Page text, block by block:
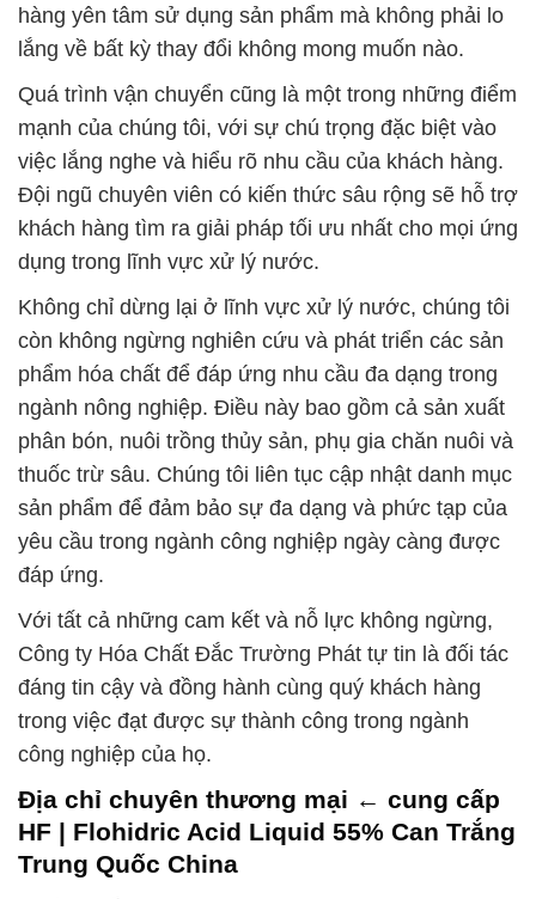
hàng yên tâm sử dụng sản phẩm mà không phải lo
lắng về bất kỳ thay đổi không mong muốn nào.
Quá trình vận chuyển cũng là một trong những điểm
mạnh của chúng tôi, với sự chú trọng đặc biệt vào
việc lắng nghe và hiểu rõ nhu cầu của khách hàng.
Đội ngũ chuyên viên có kiến thức sâu rộng sẽ hỗ trợ
khách hàng tìm ra giải pháp tối ưu nhất cho mọi ứng
dụng trong lĩnh vực xử lý nước.
Không chỉ dừng lại ở lĩnh vực xử lý nước, chúng tôi
còn không ngừng nghiên cứu và phát triển các sản
phẩm hóa chất để đáp ứng nhu cầu đa dạng trong
ngành nông nghiệp. Điều này bao gồm cả sản xuất
phân bón, nuôi trồng thủy sản, phụ gia chăn nuôi và
thuốc trừ sâu. Chúng tôi liên tục cập nhật danh mục
sản phẩm để đảm bảo sự đa dạng và phức tạp của
yêu cầu trong ngành công nghiệp ngày càng được
đáp ứng.
Với tất cả những cam kết và nỗ lực không ngừng,
Công ty Hóa Chất Đắc Trường Phát tự tin là đối tác
đáng tin cậy và đồng hành cùng quý khách hàng
trong việc đạt được sự thành công trong ngành
công nghiệp của họ.
Địa chỉ chuyên thương mại ← cung cấp
HF | Flohidric Acid Liquid 55% Can Trắng
Trung Quốc China